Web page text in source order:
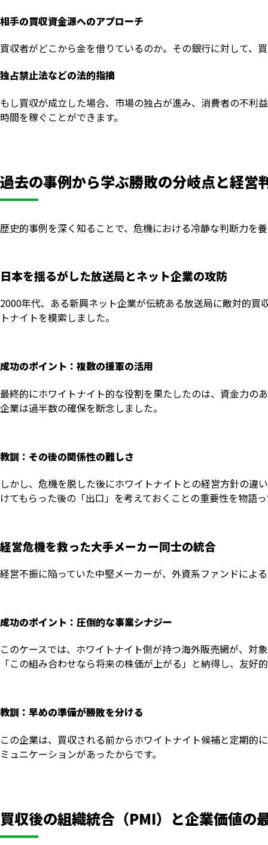
相手の買収資金源へのアプローチ
買収者がどこから金を借りているのか。その銀行に対して、
独占禁止法などの法的指摘
もし買収が成立した場合、市場の独占が進み、消費者の不利
時間を稼ぐことができます。
過去の事例から学ぶ勝敗の分岐点と経営
歴史的事例を深く知ることで、危機における冷静な判断力を
日本を揺るがした放送局とネット企業の攻防
2000年代、ある新興ネット企業が伝統ある放送局に敵対的
トナイトを模索しました。
成功のポイント：複数の援軍の活用
最終的にホワイトナイト的な役割を果たしたのは、資金力の
企業は過半数の確保を断念しました。
教訓：その後の関係性の難しさ
しかし、危機を脱した後にホワイトナイトとの経営方針の
けてもらった後の「出口」を考えておくことの重要性を物語
経営危機を救った大手メーカー同士の統合
経営不振に陥っていた中堅メーカーが、外資系ファンドによ
成功のポイント：圧倒的な事業シナジー
このケースでは、ホワイトナイト側が持つ海外販売網が、対
「この組み合わせなら将来の株価が上がる」と納得し、友好
教訓：早めの準備が勝敗を分ける
この企業は、買収される前からホワイトナイト候補と定期的
ミュニケーションがあったからです。
買収後の組織統合（PMI）と企業価値の